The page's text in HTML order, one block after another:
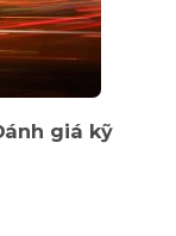
giá kỹ